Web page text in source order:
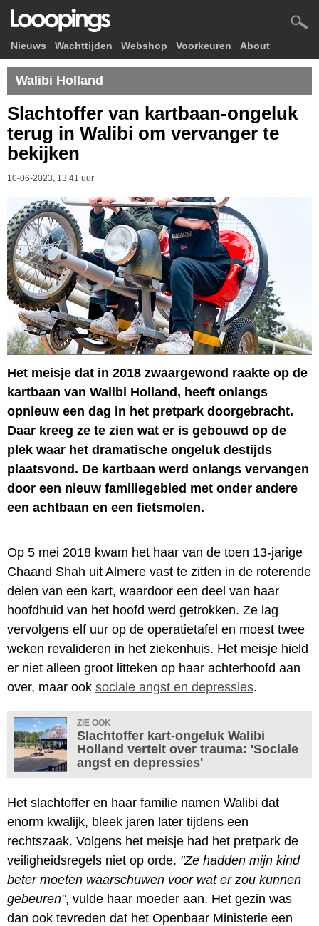
Nieuws Wachttijden Webshop Voorkeuren About
Walibi Holland
Slachtoffer van kartbaan-ongeluk
terug in Walibi om vervanger te
bekijken
10-06-2023, 13.41 uur
Het meisje dat in 2018 zwaargewond raakte op de
kartbaan van Walibi Holland, heeft onlangs
opnieuw een dag in het pretpark doorgebracht.
Daar kreeg ze te zien wat er is gebouwd op de
plek waar het dramatische ongeluk destijds
plaatsvond. De kartbaan werd onlangs vervangen
door een nieuw familiegebied met onder andere
een achtbaan en een fietsmolen.
Op 5 mei 2018 kwam het haar van de toen 13-jarige
Chaand Shah uit Almere vast te zitten in de roterende
delen van een kart, waardoor een deel van haar
hoofdhuid van het hoofd werd getrokken. Ze lag
vervolgens elf uur op de operatietafel en moest twee
weken revalideren in het ziekenhuis. Het meisje hield
er niet alleen groot litteken op haar achterhoofd aan
over, maar ook sociale angst en depressies.
ZIE OOK
Slachtoffer kart-ongeluk Walibi
Holland vertelt over trauma: 'Sociale
angst en depressies'
Het slachtoffer en haar familie namen Walibi dat
enorm kwalijk, bleek jaren later tijdens een
rechtszaak. Volgens het meisje had het pretpark de
veiligheidsregels niet op orde. "Ze hadden mijn kind
beter moeten waarschuwen voor wat er zou kunnen
gebeuren", vulde haar moeder aan. Het gezin was
dan ook tevreden dat het Openbaar Ministerie een